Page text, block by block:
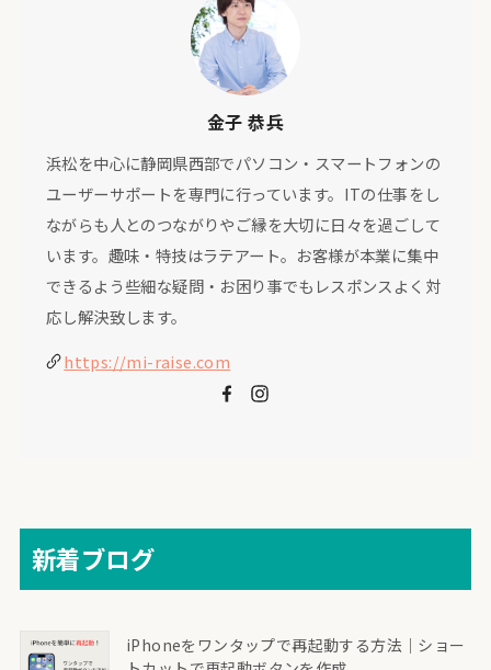
金子 恭兵
浜松を中心に静岡県西部でパソコン・スマートフォンの
ユーザーサポートを専門に行っています。ITの仕事をし
ながらも人とのつながりやご縁を大切に日々を過ごして
います。趣味・特技はラテアート。お客様が本業に集中
できるよう些細な疑問・お困り事でもレスポンスよく対
応し解決致します。
https://mi-raise.com
新着ブログ
iPhoneをワンタップで再起動する方法｜ショー